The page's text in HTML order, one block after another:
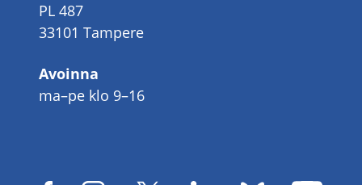
PL 487
33101 Tampere
Avoinna
ma–pe klo 9–16